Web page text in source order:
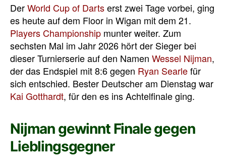
DerWorld Cup of Dartserst zwei Tage vorbei, ging
es heute auf dem Floor in Wigan mit dem 21.
Players Championship munter weiter. Zum
sechsten Mal im Jahr 2026 hört der Sieger bei
dieser Turnierserie auf den Namen Wessel Nijman,
der das Endspiel mit 8:6 gegen Ryan Searlefür
sich entschied. Bester Deutscher am Dienstag war
Kai Gotthardt, für den es ins Achtelfinale ging.
Nijman gewinnt Finale gegen
Lieblingsgegner